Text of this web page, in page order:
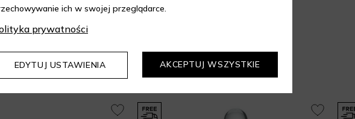
Mogą Cię zainteresować
ich w swojej przeglądarce.
prywatności
EDYTUJ USTAWIENIA AKCEPTUJ WSZYSTKIE